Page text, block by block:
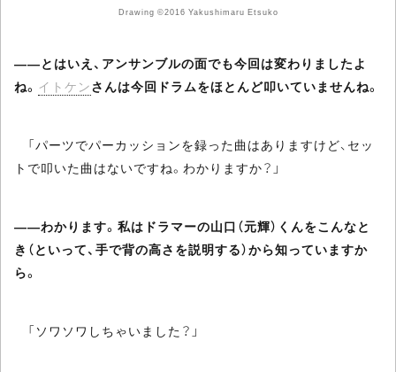
Drawing ©2016 Yakushimaru Etsuko
――とはいえ、アンサンブルの面でも今回は変わりましたよ
ね。 イトケンさんは今回ドラムをほとんど叩いていませんね。
「パーツでパーカッションを録った曲はありますけど、セッ
トで叩いた曲はないですね。わかりますか？」
――わかります。私はドラマーの山口（元輝）くんをこんなと
き（といって、手で背の高さを説明する）から知っていますか
ら。
「ソワソワしちゃいました？」